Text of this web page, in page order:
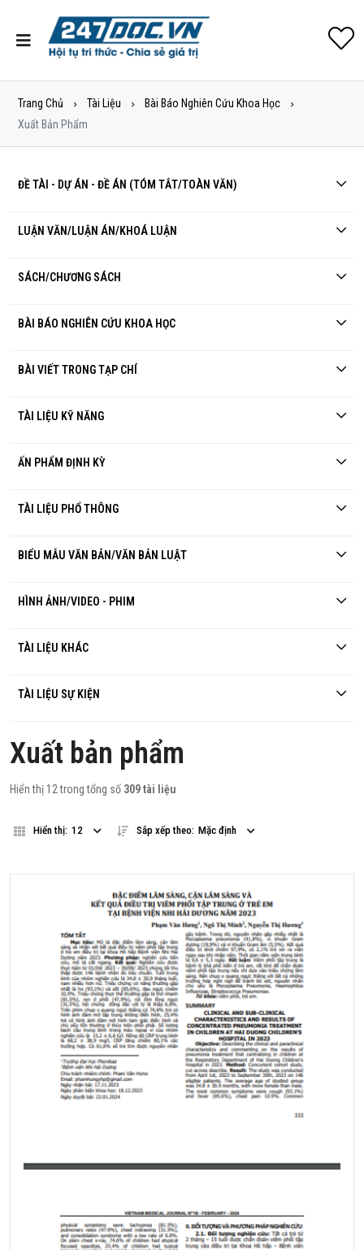
Trang Chủ Tài Liệu
Bài Báo Nghiên Cứu Khoa Học
Xuất Bản Phẩm
ĐỀ TÀI - DỰ ÁN - ĐỀ ÁN (TÓM TẮT/TOÀN VĂN)
LUẬN VĂN/LUẬN ÁN/KHOÁ LUẬN
SÁCH/CHƯƠNG SÁCH
BÀI BÁO NGHIÊN CỨU KHOA HỌC
BÀI VIẾT TRONG TẠP CHÍ
TÀI LIỆU KỸ NĂNG
ẤN PHẨM ĐỊNH KỲ
TÀI LIỆU PHỔ THÔNG
BIỂU MẪU VĂN BẢN/VĂN BẢN LUẬT
HÌNH ẢNH/VIDEO - PHIM
TÀI LIỆU KHÁC
TÀI LIỆU SỰ KIỆN
Xuất bản phẩm
Hiển thị 12 trong tổng số 309 tài liệu
Hiển thị: 12 Sắp xếp theo: Mặc định